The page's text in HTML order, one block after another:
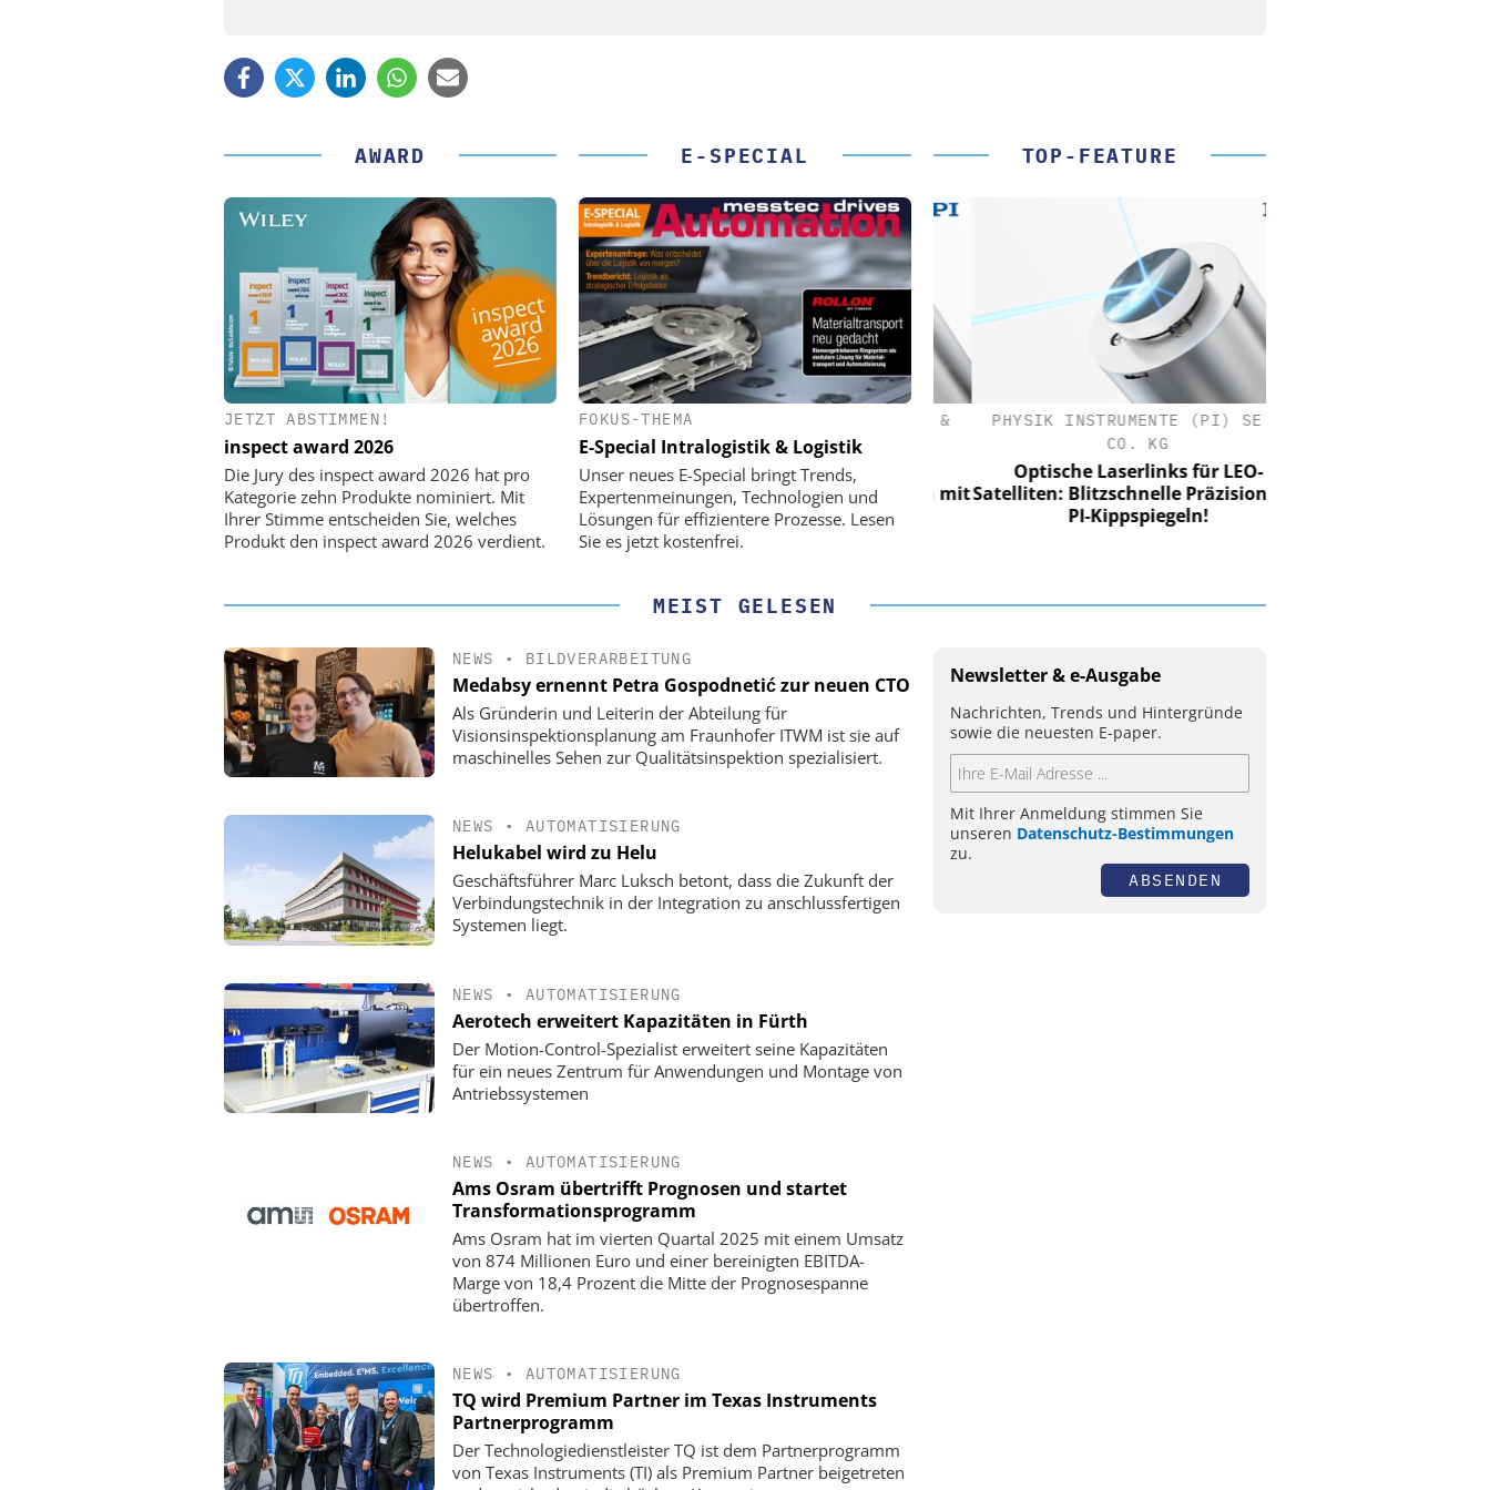
AWARD
JETZT ABSTIMMEN!
inspect award 2026
Die Jury des inspect award 2026 hat pro
Kategorie zehn Produkte nominiert. Mit
Ihrer Stimme entscheiden Sie, welches
Produkt den inspect award 2026 verdient.
E-SPECIAL
FOKUS-THEMA
E-Special Intralogistik & Logistik
Unser neues E-Special bringt Trends,
Expertenmeinungen, Technologien und
Lösungen für effizientere Prozesse. Lesen
Sie es jetzt kostenfrei.
TOP-FEATURE
PHYSIK INSTRUMENTE (PI) SE &
Optische Laserlinks für LEO-
Satelliten: Blitzschnelle Präzision mit
PI-Kippspiegeln!
PHYSIK INSTRUMENTE (PI) SE &
CO. KG
Optische Laserlinks für LEO-
Satelliten: Blitzschnelle Präzision mit
PI-Kippspiegeln!
PHYSIK INSTRUMENTE (PI) SE &
CO. KG
Optische Laserlinks für LEO-
Satelliten: Blitzschnelle Präzision mit
PI-Kippspiegeln!
MEIST GELESEN
NEWS • BILDVERARBEITUNG
Medabsy ernennt Petra Gospodnetić zur neuen CTO
Als Gründerin und Leiterin der Abteilung für
Visionsinspektionsplanung am Fraunhofer ITWM ist sie auf
maschinelles Sehen zur Qualitätsinspektion spezialisiert.
NEWS • AUTOMATISIERUNG
Helukabel wird zu Helu
Geschäftsführer Marc Luksch betont, dass die Zukunft der
Verbindungstechnik in der Integration zu anschlussfertigen
Systemen liegt.
NEWS • AUTOMATISIERUNG
Aerotech erweitert Kapazitäten in Fürth
Der Motion-Control-Spezialist erweitert seine Kapazitäten
für ein neues Zentrum für Anwendungen und Montage von
Antriebssystemen
NEWS • AUTOMATISIERUNG
Ams Osram übertrifft Prognosen und startet
Transformationsprogramm
Ams Osram hat im vierten Quartal 2025 mit einem Umsatz
von 874 Millionen Euro und einer bereinigten EBITDA-
Marge von 18,4 Prozent die Mitte der Prognosespanne
übertroffen.
NEWS • AUTOMATISIERUNG
TQ wird Premium Partner im Texas Instruments
Partnerprogramm
Der Technologiedienstleister TQ ist dem Partnerprogramm
von Texas Instruments (TI) als Premium Partner beigetreten
Newsletter & e-Ausgabe
Nachrichten, Trends und Hintergründe
sowie die neuesten E-paper.
Mit Ihrer Anmeldung stimmen Sie
unseren Datenschutz-Bestimmungen
zu.
ABSENDEN